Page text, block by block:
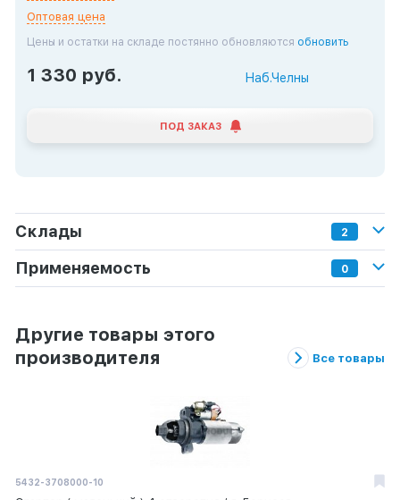
Оптовая цена
Цены и остатки на складе постянно обновляются обновить
1 330 руб. Наб.Челны
ПОД ЗАКАЗ
Склады 2
Применяемость 0
Другие товары этого
производителя
5432-3708000-10
65111-1802034
860114740
Все товары